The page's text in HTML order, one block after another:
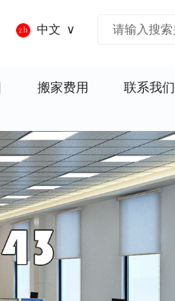
中文
搬家费用 联系我们